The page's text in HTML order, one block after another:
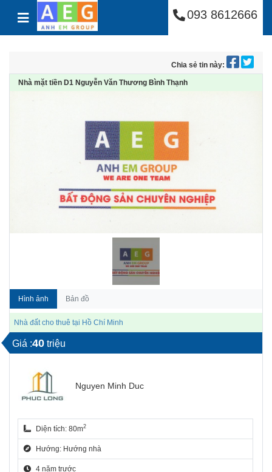
Skip to content Công Ty Cổ Phần
093 8612666
Chia sẻ tin này:
Nhà mặt tiền D1 Nguyễn Văn Thương Bình Thạnh
Hình ảnh Bản đồ
Nhà đất cho thuê tại Hồ Chí Minh
Giá :40 triệu
Nguyen Minh Duc
Diện tích: 80m2
Hướng: Hướng nhà
4 năm trước